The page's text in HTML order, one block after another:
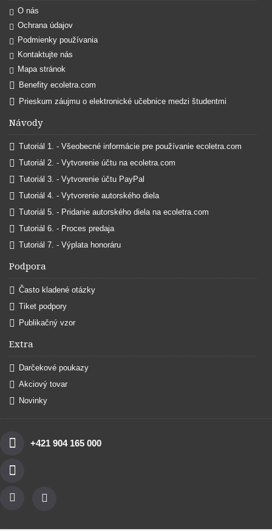
O nás
Ochrana údajov
Podmienky používania
Kontaktujte nás
Mapa stránok
Benefity ecoletra.com
Prieskum záujmu o elektronické učebnice medzi študentmi
Návody
Tutoriál 1. - Všeobecné informácie pre používanie ecoletra.com
Tutoriál 2. - Vytvorenie účtu na ecoletra.com
Tutoriál 3. - Vytvorenie účtu PayPal
Tutoriál 4. - Vytvorenie autorského diela
Tutoriál 5. - Pridanie autorského diela na ecoletra.com
Tutoriál 6. - Proces predaja
Tutoriál 7. - Výplata honoráru
Podpora
Často kladené otázky
Tiket podpory
Publikačný vzor
Extra
Darčekové poukazy
Akciový tovar
Novinky
+421 904 165 000